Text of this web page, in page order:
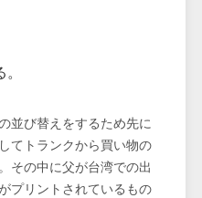
並び替えをするため先に
てトランクから買い物の
その中に父が台湾での出
プリントされているもの